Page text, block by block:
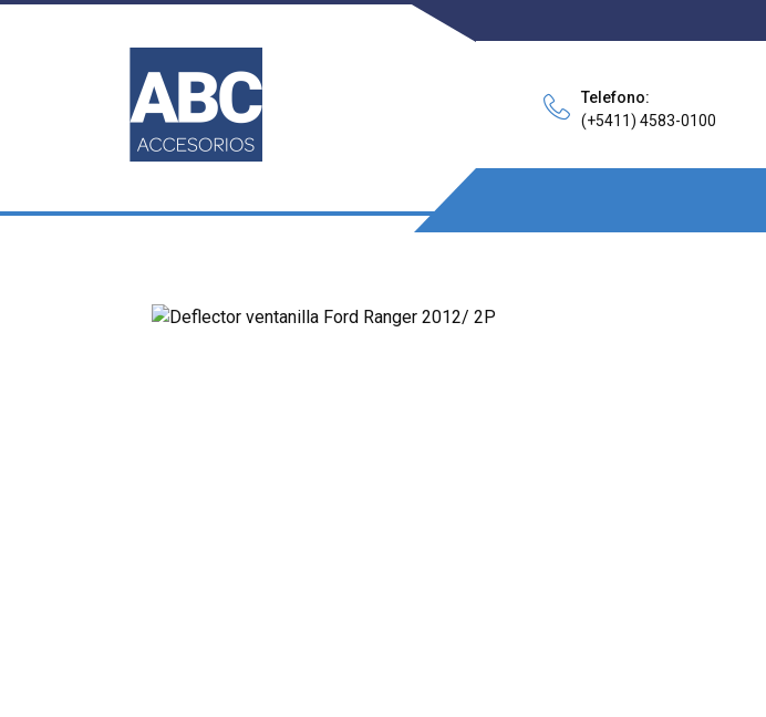
Telefono:
(+5411) 4583-0100